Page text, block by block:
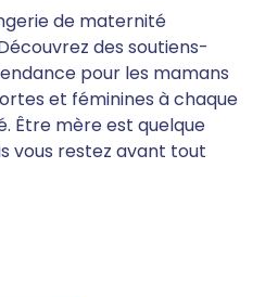
de maternité
des soutiens-
pour les mamans
et féminines à chaque
Être mère est quelque
vous restez avant tout